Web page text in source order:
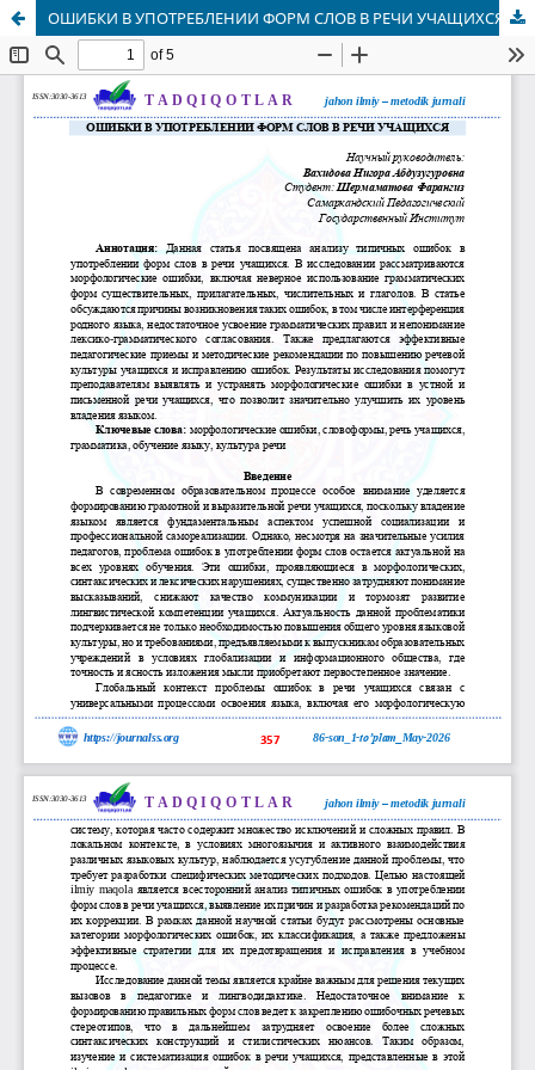
ОШИБКИ В УПОТРЕБЛЕНИИ ФОРМ СЛОВ В РЕЧИ УЧАЩИХСЯ